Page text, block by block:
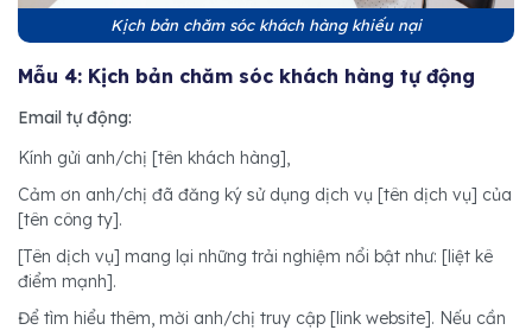
Kịch bản chăm sóc khách hàng khiếu nại
Mẫu 4: Kịch bản chăm sóc khách hàng tự động
Email tự động:
Kính gửi anh/chị [tên khách hàng],
Cảm ơn anh/chị đã đăng ký sử dụng dịch vụ [tên dịch vụ] của
[tên công ty].
[Tên dịch vụ] mang lại những trải nghiệm nổi bật như: [liệt kê
điểm mạnh].
Để tìm hiểu thêm, mời anh/chị truy cập [link website]. Nếu cần